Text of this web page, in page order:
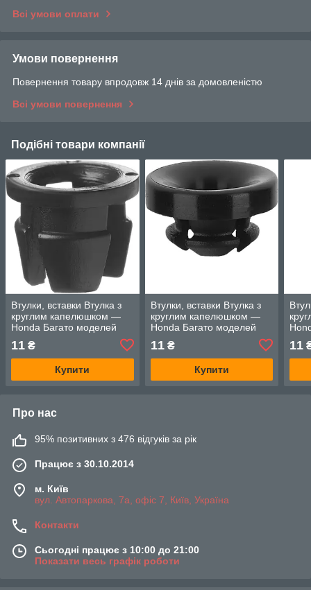
Всі умови оплати
Умови повернення
Повернення товару впродовж 14 днів за домовленістю
Всі умови повернення
Подібні товари компанії
Втулки, вставки Втулка з
круглим капелюшком —
Honda Багато моделей
11 ₴
Купити
Втулки, вставки Втулка з
круглим капелюшком —
Honda Багато моделей
11₴
Купити
11
Про нас
95% позитивних з 476 відгуків за рік
Працює з 30.10.2014
м. Київ
вул. Автопаркова, 7а, офіс 7, Київ, Україна
Контакти
Сьогодні працює з 10:00 до 21:00
Показати весь графік роботи